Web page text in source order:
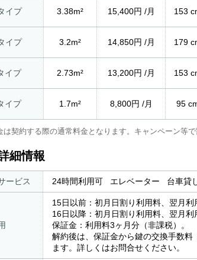
イプ 3.38m² 15,400円 /月 153
イプ 3.2m² 14,850円 /月 179
イプ 2.73m² 13,200円 /月 153
イプ 1.7m² 8,800円 /月 95
契約する際の通常料金となります。キャンペーン等
細情報
ービス 24時間利用可 エレベーター 台車
15日以前：初月日割り利用料、翌月利
16日以降：初月日割り利用料、翌月利
保証金：利用料3ヶ月分（非課税）。
解約後は、保証金から鍵の交換手数
ます。詳しくはお問合せください。